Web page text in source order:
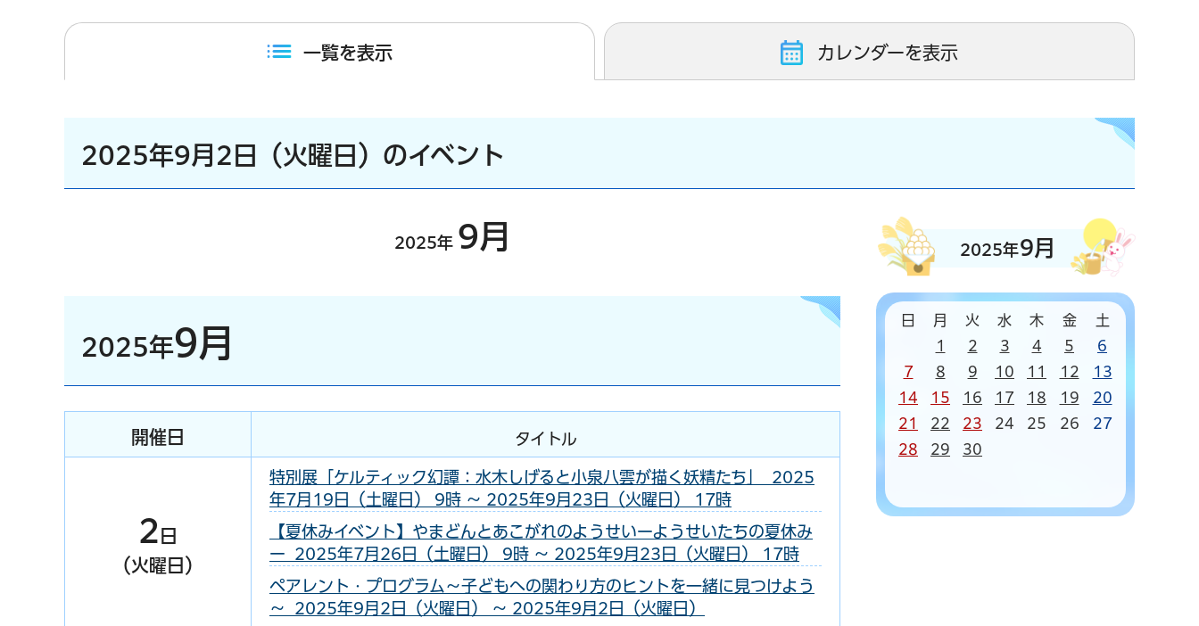
一覧を表示 カレンダーを表示
2025年9月2日（火曜日）のイベント
2025年 9月
2025年9月
開催日 タイトル
2 日
（火曜日）
特別展「ケルティック幻譚：水木しげると小泉八雲が描く妖精たち」 2025
年7月19日（土曜日） 9時 ～ 2025年9月23日（火曜日） 17時
【夏休みイベント】やまどんとあこがれのようせいーようせいたちの夏休み
ー 2025年7月26日（土曜日） 9時 ～ 2025年9月23日（火曜日） 17時
ペアレント・プログラム～子どもへの関わり方のヒントを一緒に見つけよう
～ 2025年9月2日（火曜日） ～ 2025年9月2日（火曜日）
2025年9月
日 月 火 水 木 金
土
1
2 3 4 5
6
7
8 9 10 11 12
13
14
15 16 17 18 19
20
21
22 23 24 25 26
27
28
29 30